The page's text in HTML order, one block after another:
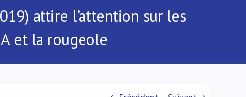
attire l’attention sur les
et la rougeole